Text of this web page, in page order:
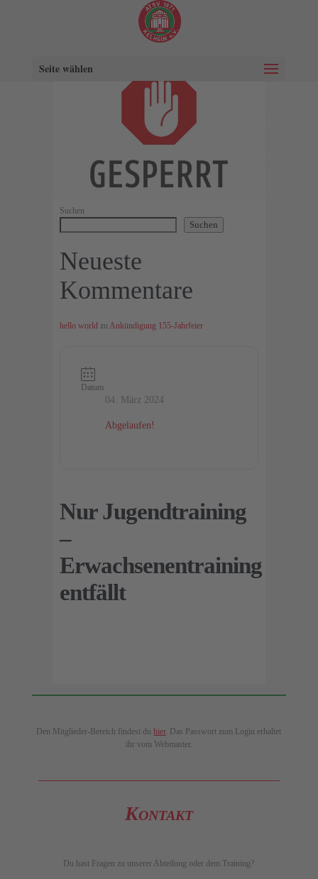
Seite wählen
Suchen
Suchen
Neueste
Kommentare
hello world zu Ankündigung 155-Jahrfeier
Datum
04. März 2024
Abgelaufen!
Nur Jugendtraining
–
Erwachsenentraining
entfällt
Den Mitglieder-Bereich findest duhier. Das Passwort zum Login erhaltet
ihr vom Webmaster.
Kontakt
Du hast Fragen zu unserer Abteilung oder dem Training?